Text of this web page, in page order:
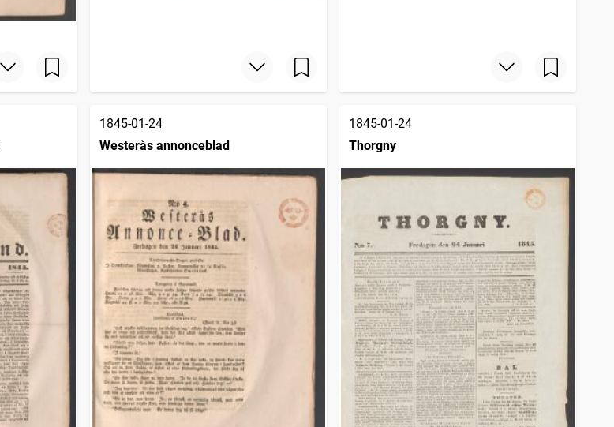
1845-01-24
Westerås annonceblad
1845-01-24
Thorgny